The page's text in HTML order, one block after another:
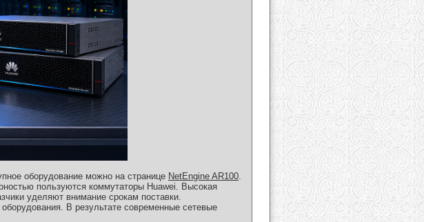
оборудование можно на странице NetEngine AR100.
пользуются коммутаторы Huawei. Высокая
уделяют внимание срокам поставки.
В результате современные сетевые